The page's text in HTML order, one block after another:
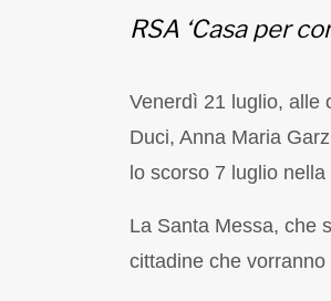
RSA ‘Casa per
Venerdì 21 luglio, alle
Duci, Anna Maria
lo scorso 7 luglio nella
La Santa Messa, che
cittadine che